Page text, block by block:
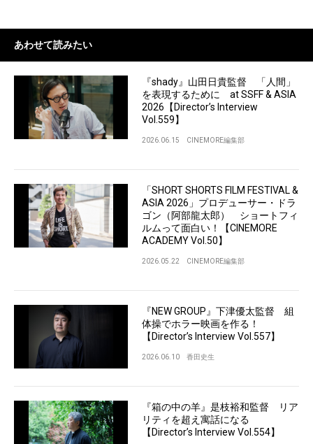
あわせて読みたい
『shady』山田日貴監督 「人間」
を表現するために at SSFF & ASIA
2026【Director’s Interview
Vol.559】
2026.06.15 CINEMORE編集部
「SHORT SHORTS FILM FESTIVAL &
ASIA 2026」プロデューサー・ドラ
ゴン（阿部龍太郎） ショートフィ
ルムって面白い！【CINEMORE
ACADEMY Vol.50】
2026.05.22 CINEMORE編集部
『NEW GROUP』下津優太監督 組
体操でホラー映画を作る！
【Director’s Interview Vol.557】
2026.06.10 香田史生
『箱の中の羊』是枝裕和監督 リア
リティを超え寓話になる
【Director’s Interview Vol.554】